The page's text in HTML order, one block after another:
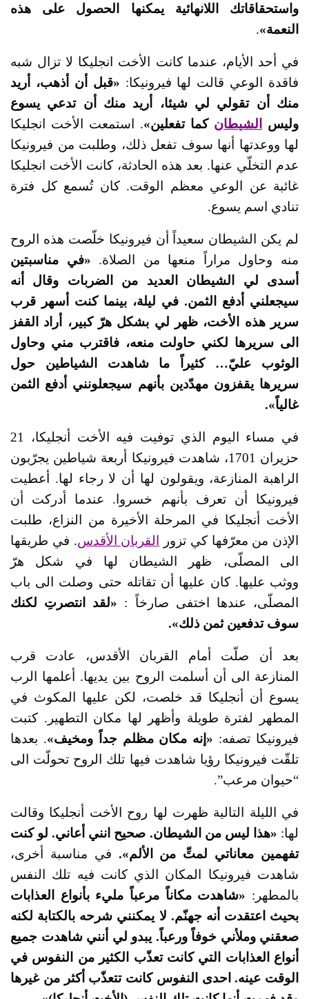
واستحقاقاتك اللانهائية يمكنها الحصول على هذه
النعمة».
في أحد الأيام، عندما كانت الأخت انجليكا لا تزال شبه
فاقدة الوعي قالت لها فيرونيكا: «قبل أن أذهب، أريد
منك أن تقولي لي شيئا، أريد منك أن تدعي يسوع
وليس
الشيطان كما تفعلين». استمعت الأخت انجليكا
لها ووعدتها أنها سوف تفعل ذلك، وطلبت من فيرونيكا
عدم التخلّي عنها. بعد هذه الحادثة، كانت الأخت انجليكا
غائبة عن الوعي معظم الوقت. كان تُسمع كل فترة
تنادي اسم يسوع.
لم يكن الشيطان سعيداً أن فيرونيكا خلّصت هذه الروح
منه وحاول مراراً منعها من الصلاة. «في مناسبتين
أسدى لي الشيطان العديد من الضربات وقال أنه
سيجعلني أدفع الثمن. في ليلة، بينما كنت أسهر قرب
سرير هذه الأخت، ظهر لي بشكل هرّ كبير، أراد القفز
الى سريرها لكني حاولت منعه، فاقترب مني وحاول
الوثوب عليّ… كثيراً ما شاهدت الشياطين حول
سريرها يقفزون مهدّدين بأنهم سيجعلونني أدفع الثمن
غالياً».
في مساء اليوم الذي توفيت فيه الأخت أنجليكا، 21
حزيران 1701، شاهدت فيرونيكا أربعة شياطين يجرّبون
الراهبة المنازعة، ويقولون لها أن لا رجاء لها. أعطيت
فيرونيكا أن تعرف بأنهم خسروا. عندما أدركت أن
الأخت أنجليكا في المرحلة الأخيرة من النزاع، طلبت
الإذن من معرّفها كي تزور
القربان الأقدس. في طريقها
الى المصلّى، ظهر الشيطان لها في شكل هرّ
ووثب عليها. كان عليها أن تقاتله حتى وصلت الى باب
المصلّى، عندها اختفى صارخاً : «لقد انتصرتِ لكنك
سوف تدفعين ثمن ذلك».
بعد أن صلّت أمام القربان الأقدس، عادت قرب
المنازعة الى أن أسلمت الروح بين يديها. أعلمها الرب
يسوع أن أنجليكا قد خلصت، لكن عليها المكوث في
المطهر لفترة طويلة وأظهر لها مكان التطهير. كتبت
فيرونيكا تصفه: «إنه مكان مظلم جداً ومخيف». بعدها
تلقّت فيرونيكا رؤيا شاهدت فيها تلك الروح تحولّت الى
“حيوان مرعب”.
في الليلة التالية ظهرت لها روح الأخت أنجليكا وقالت
لها: «هذا ليس من الشيطان. صحيح انني أعاني. لو كنت
تفهمين معاناتي لمتِّ من الألم». في مناسبة أخرى،
شاهدت فيرونيكا المكان الذي كانت فيه تلك النفس
بالمطهر: «شاهدت مكاناً مرعباً مليء بأنواع العذابات
بحيث اعتقدت أنه جهنّم. لا يمكنني شرحه بالكتابة لكنه
صعقني وملأني خوفاً ورعباً. يبدو لي أنني شاهدت جميع
أنواع العذابات التي كانت تعذّب الكثير من النفوس في
الوقت عينه. احدى النفوس كانت تتعذّب أكثر من غيرها